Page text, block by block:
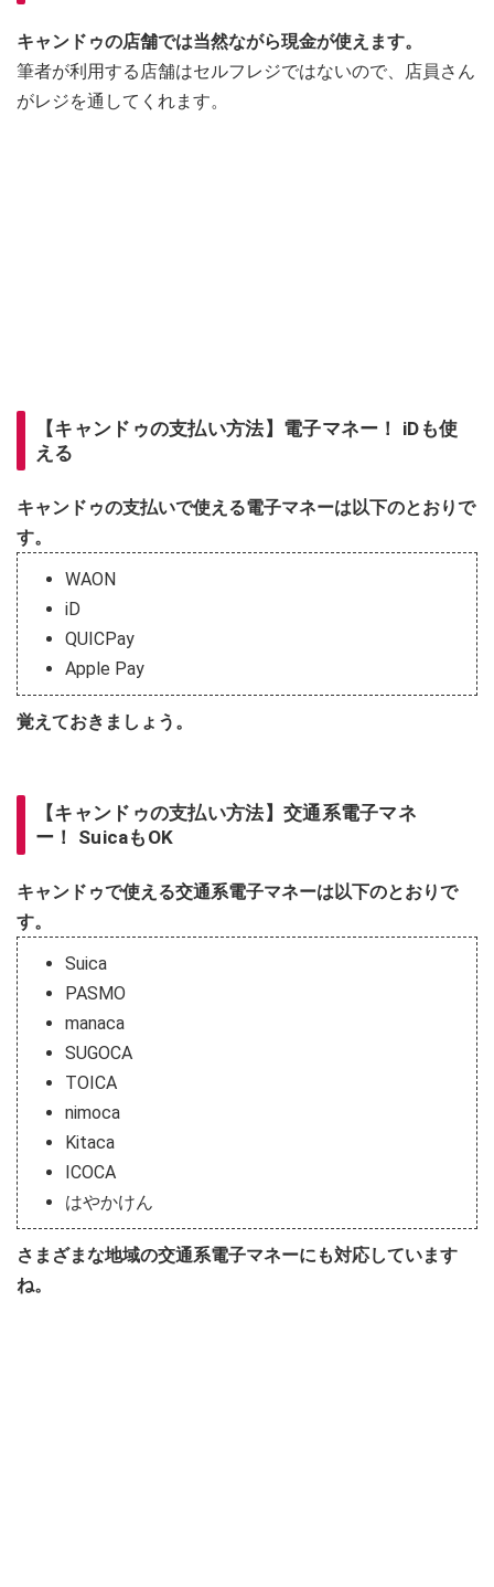
キャンドゥの店舗では当然ながら現金が使えます。
筆者が利用する店舗はセルフレジではないので、店員さん
がレジを通してくれます。
【キャンドゥの支払い方法】電子マネー！ iDも使
える
キャンドゥの支払いで使える電子マネーは以下のとおりで
す。
WAON
iD
QUICPay
Apple Pay
覚えておきましょう。
【キャンドゥの支払い方法】交通系電子マネ
ー！ SuicaもOK
キャンドゥで使える交通系電子マネーは以下のとおりで
す。
Suica
PASMO
manaca
SUGOCA
TOICA
nimoca
Kitaca
ICOCA
はやかけん
さまざまな地域の交通系電子マネーにも対応しています
ね。